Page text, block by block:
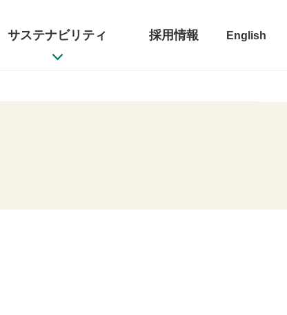
サステナビリティ 採用情報 English